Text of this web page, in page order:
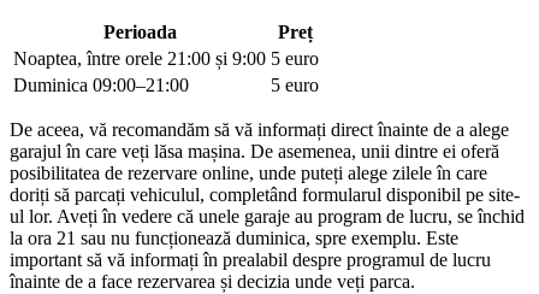
Perioada
Preț
Noaptea, între orele 21:00 și 9:00 5 euro
Duminica 09:00–21:00
5 euro
De aceea, vă recomandăm să vă informați direct înainte de a alege
garajul în care veți lăsa mașina. De asemenea, unii dintre ei oferă
posibilitatea de rezervare online, unde puteți alege zilele în care
doriți să parcați vehiculul, completând formularul disponibil pe site-
ul lor. Aveți în vedere că unele garaje au program de lucru, se închid
la ora 21 sau nu funcționează duminica, spre exemplu. Este
important să vă informați în prealabil despre programul de lucru
înainte de a face rezervarea și decizia unde veți parca.